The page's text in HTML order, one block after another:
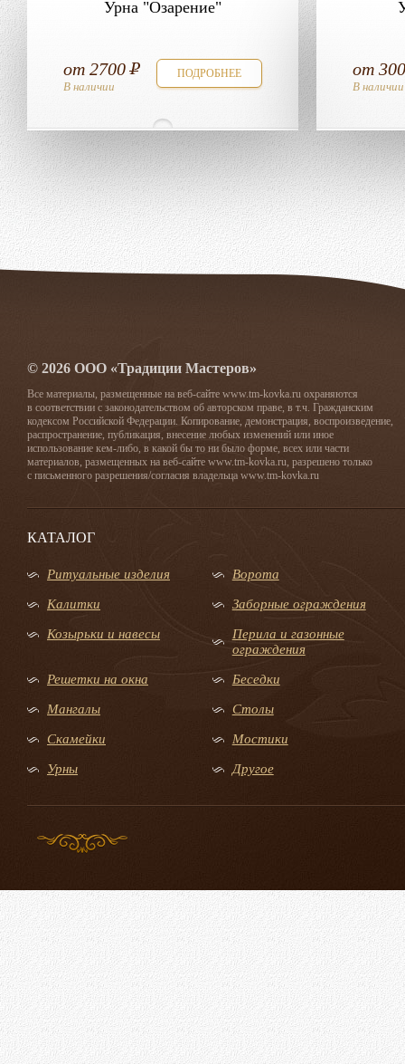
Урна "Озарение"
от 2700
В наличии
ПОДРОБНЕЕ от
В наличии
© 2026 ООО «Традиции Мастеров»
Все материалы, размещенные на веб-сайте www.tm-kovka.ru охраняются
в соответствии с законодательством об авторском праве, в т.ч. Гражданским
кодексом Российской Федерации. Копирование, демонстрация, воспроизведение,
распространение, публикация, внесение любых изменений или иное
использование кем-либо, в какой бы то ни было форме, всех или части
материалов, размещенных на веб-сайте www.tm-kovka.ru, разрешено только
с письменного разрешения/согласия владельца www.tm-kovka.ru
КАТАЛОГ
Ритуальные изделия Ворота
Калитки Заборные ограждения
Козырьки и навесы
Перила и газонные
ограждения
Решетки на окна Беседки
Мангалы Столы
Скамейки Мостики
Урны Другое